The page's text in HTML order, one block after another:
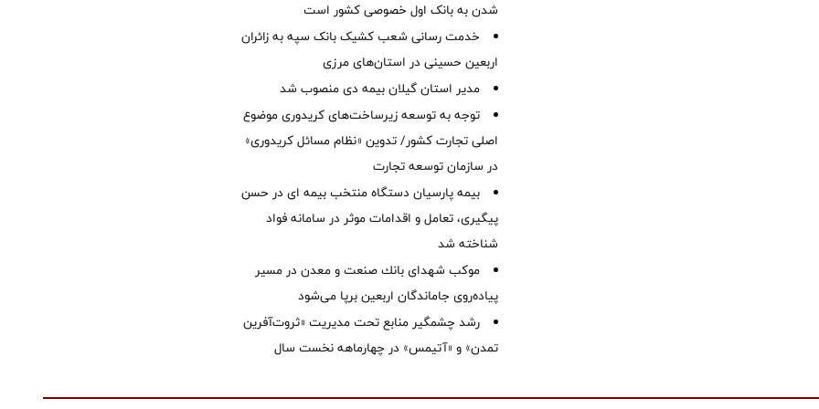
شدن به بانک اول خصوصی کشور است
خدمت رسانی شعب کشیک بانک سپه به زائران
اربعین حسینی در استان‌‌های مرزی
‌مدیر استان گیلان بیمه دی منصوب شد
توجه به توسعه زیرساخت‌های کریدوری موضوع
اصلی تجارت کشور/ تدوین «نظام مسائل کریدوری»
در سازمان توسعه تجارت
بیمه پارسیان دستگاه منتخب بیمه ای در حسن
پیگیری، تعامل و اقدامات موثر در سامانه فواد
شناخته شد
موكب شهدای بانك صنعت و معدن در مسیر
پیاده‌روی جاماندگان اربعین برپا می‌شود
رشد چشمگیر منابع تحت مدیریت «ثروت‌آفرین
تمدن» و «آتیمس» در چهارماهه نخست سال